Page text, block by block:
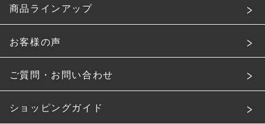
商品ラインアップ
お客様の声
ご質問・お問い合わせ
ショッピングガイド